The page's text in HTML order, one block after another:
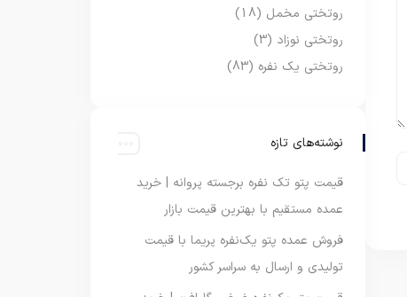
روتختی مخمل (18)
روتختی نوزاد (3)
روتختی یک نفره (83)
نوشته‌های تازه
قیمت پتو تک نفره برجسته پروانه | خرید
عمده مستقیم با بهترین قیمت بازار
فروش عمده پتو یک‌نفره پریما با قیمت
تولیدی و ارسال به سراسر کشور